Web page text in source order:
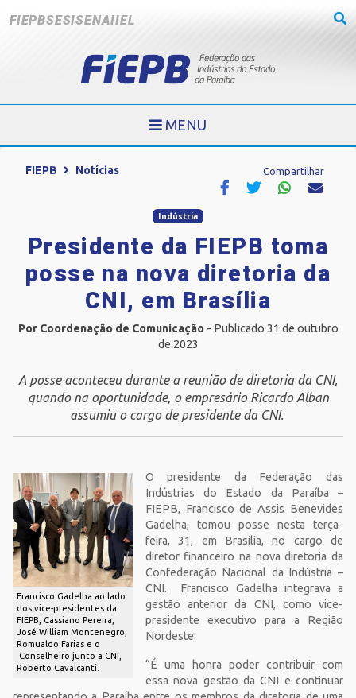
FIEPBSESISENAIIEL
MENU
FIEPB Notícias Compartilhar
Indústria
Presidente da FIEPB toma
posse na nova diretoria da
CNI, em Brasília
Por Coordenação de Comunicação- Publicado 31 de outubro
de 2023
A posse aconteceu durante a reunião de diretoria da CNI,
quando na oportunidade, o empresário Ricardo Alban
assumiu o cargo de presidente da CNI.
Francisco Gadelha ao lado
dos vice-presidentes da
FIEPB, Cassiano Pereira,
José William Montenegro,
Romualdo Farias e o
Conselheiro junto a CNI,
Roberto Cavalcanti.
O presidente da Federação das
Indústrias do Estado da Paraíba –
FIEPB, Francisco de Assis Benevides
Gadelha, tomou posse nesta terça-
feira, 31, em Brasília, no cargo de
diretor financeiro na nova diretoria da
Confederação Nacional da Indústria –
CNI. Francisco Gadelha integrava a
gestão anterior da CNI, como vice-
presidente executivo para a Região
Nordeste.
“É uma honra poder contribuir com
essa nova gestão da CNI e continuar